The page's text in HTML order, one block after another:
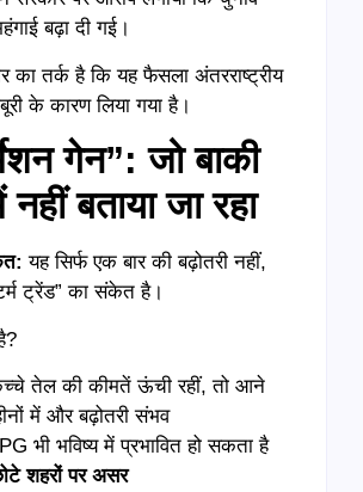
बढ़ा दी गई।
का तर्क है कि यह फैसला अंतरराष्ट्रीय
के कारण लिया गया है।
गेन”: जो बाकी
बताया जा रहा
यह सिर्फ एक बार की बढ़ोतरी नहीं,
ट्रेंड” का संकेत है।
तेल की कीमतें ऊंची रहीं, तो आने
में और बढ़ोतरी संभव
भी भविष्य में प्रभावित हो सकता है
शहरों पर असर